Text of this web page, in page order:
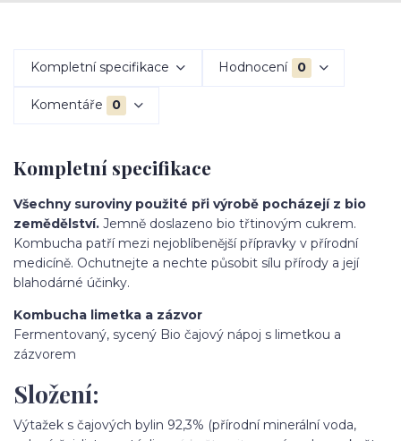
Kompletní specifikace Hodnocení 0
Komentáře 0
Kompletní specifikace
Všechny suroviny použité při výrobě pocházejí z bio
zemědělství. Jemně doslazeno bio třtinovým cukrem.
Kombucha patří mezi nejoblíbenější přípravky v přírodní
medicíně. Ochutnejte a nechte působit sílu přírody a její
blahodárné účinky.
Kombucha limetka a zázvor
Fermentovaný, sycený Bio čajový nápoj s limetkou a
zázvorem
Složení:
Výtažek s čajových bylin 92,3% (přírodní minerální voda,